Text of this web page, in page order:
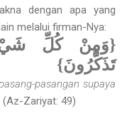
dengan apa yang
melalui firman-Nya:
{وَمِنْ كُلِّ شَيْءٍ
تَذَكَّرُونَ}
pasangan supaya
(Az-Zariyat: 49)